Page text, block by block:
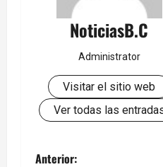
NoticiasB.C
Administrator
Visitar el sitio web
Ver todas las
Anterior: